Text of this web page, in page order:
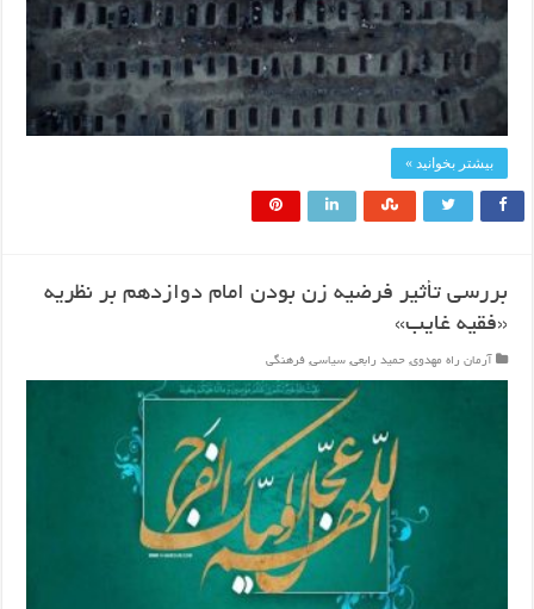
بیشتر بخوانید »
بررسی تأثیر فرضیه زن بودن امام دوازدهم بر نظریه
«فقیه غایب»
آرمان راه مهدوی, حمید رابعی, سیاسی, فرهنگی